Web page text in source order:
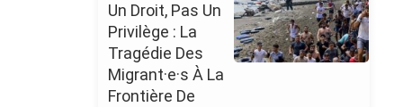
Un Droit, Pas Un
Privilège : La
Tragédie Des
Migrant·e·s À La
Frontière De